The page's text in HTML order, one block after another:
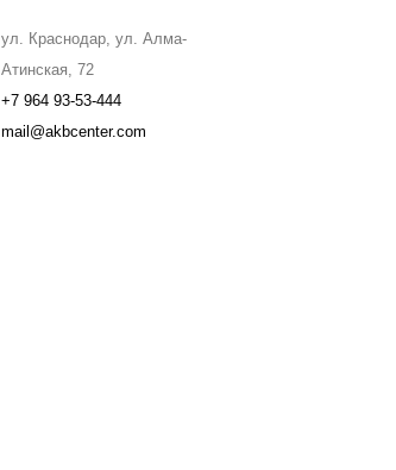
ул. Краснодар, ул. Алма-
Атинская, 72
+7 964 93-53-444
mail@akbcenter.com